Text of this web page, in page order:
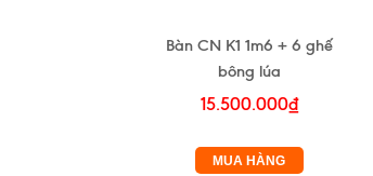
Bàn CN K1 1m6 + 6 ghế
bông lúa
15.500.000₫
MUA HÀNG